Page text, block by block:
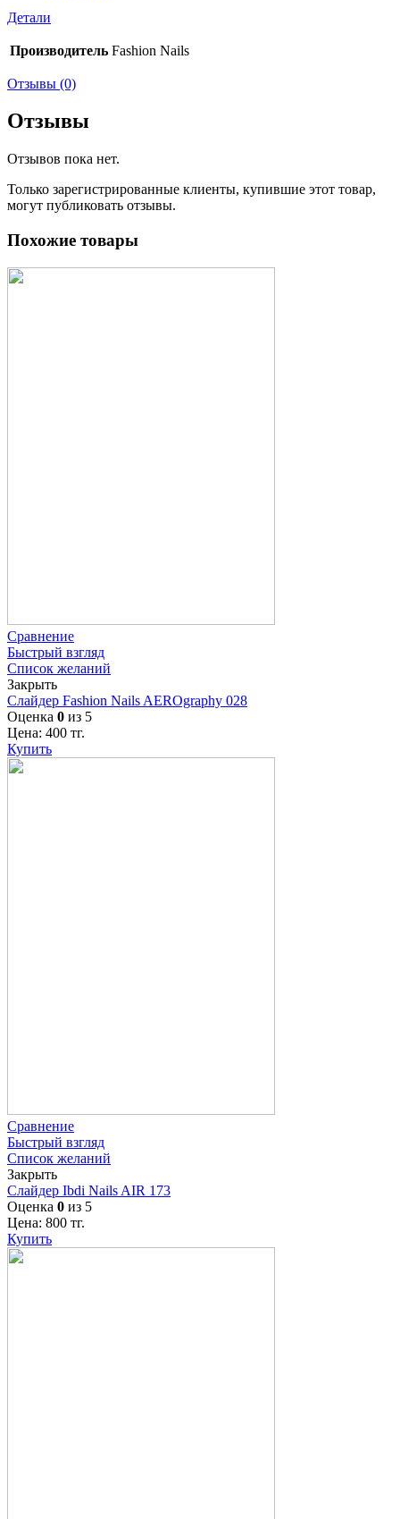
Детали
Производитель Fashion Nails
Отзывы (0)
Отзывы
Отзывов пока нет.
Только зарегистрированные клиенты, купившие этот товар,
могут публиковать отзывы.
Похожие товары
Сравнение
Быстрый взгляд
Список желаний
Закрыть
Слайдер Fashion Nails AEROgraphy 028
Оценка 0 из 5
Цена: 400 тг.
Купить
Сравнение
Быстрый взгляд
Список желаний
Закрыть
Слайдер Ibdi Nails AIR 173
Оценка 0 из 5
Цена: 800 тг.
Купить